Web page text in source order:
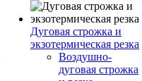
Дуговая строжка и
экзотермическая резка
Воздушно-
дуговая строжка